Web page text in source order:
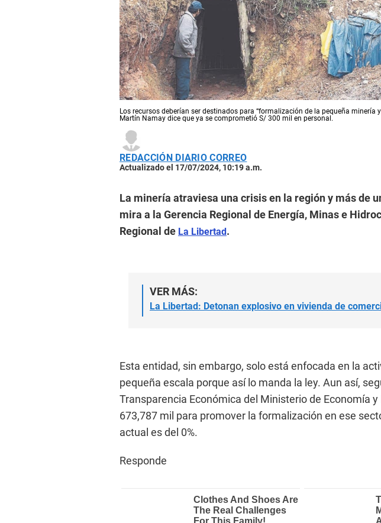
Los recursos deberían ser destinados para “formalización de la pequeña minería
Martín Namay dice que ya se comprometió S/ 300 mil en personal.
REDACCIÓN DIARIO CORREO
Actualizado el 17/07/2024, 10:19 a.m.
La minería atraviesa una crisis en la región y más de
mira a la Gerencia Regional de Energía, Minas e
Regional de La Libertad.
VER MÁS:
La Libertad: Detonan explosivo en vivienda de
Esta entidad, sin embargo, solo está enfocada en la
pequeña escala porque así lo manda la ley. Aun así,
Transparencia Económica del Ministerio de Economía
673,787 mil para promover la formalización en ese
actual es del 0%.
Responde